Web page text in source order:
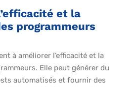
et la
programmeurs
à améliorer l’efficacité et la
Elle peut générer du
automatisés et fournir des